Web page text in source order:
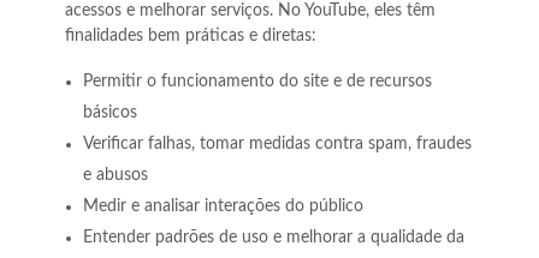
acessos e melhorar serviços. No YouTube, eles têm
finalidades bem práticas e diretas:
Permitir o funcionamento do site e de recursos
básicos
Verificar falhas, tomar medidas contra spam, fraudes
e abusos
Medir e analisar interações do público
Entender padrões de uso e melhorar a qualidade da